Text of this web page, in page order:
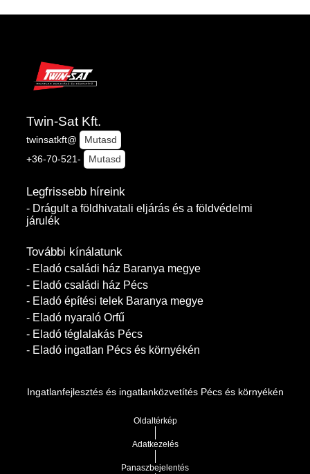
Twin-Sat Kft.
twinsatkft@
Mutasd
+36-70-521-
Mutasd
Legfrissebb híreink
- Drágult a földhivatali eljárás és a földvédelmi
járulék
További kínálatunk
- Eladó családi ház Baranya megye
- Eladó családi ház Pécs
- Eladó építési telek Baranya megye
- Eladó nyaraló Orfű
- Eladó téglalakás Pécs
- Eladó ingatlan Pécs és környékén
Ingatlanfejlesztés és ingatlanközvetítés Pécs és környékén
Oldaltérkép
Adatkezelés
Panaszbejelentés